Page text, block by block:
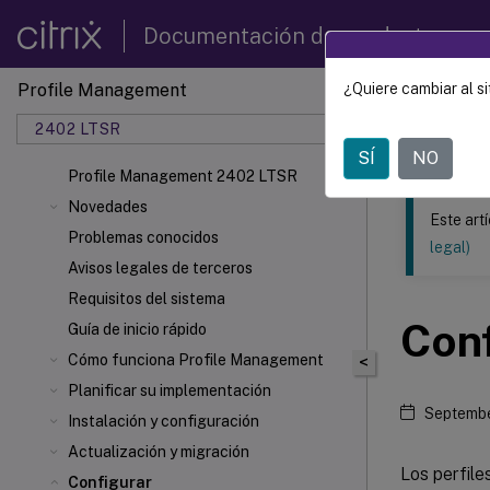
Documentación de productos
Profile Management
2402 LTSR
Profile Management 2402 LTSR
Novedades
Problemas conocidos
Avisos legales de terceros
Requisitos del sistema
Guía de inicio rápido
Cómo funciona Profile Management
Planificar su implementación
Instalación y configuración
Actualización y migración
Configurar
Este
Profile
<
Este
legal)
Los
¿Quiere cambiar al
SÍ NO